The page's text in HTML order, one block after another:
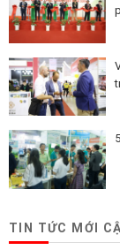
TIN TỨC MỚI